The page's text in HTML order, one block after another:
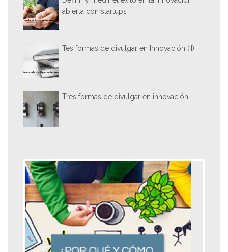
abierta con startups
Tes formas de divulgar en Innovación (II)
Tres formas de divulgar en innovación.